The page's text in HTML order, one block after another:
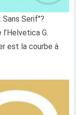
Serif"?
G.
est la courbe à